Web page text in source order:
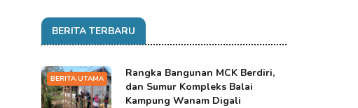
BERITA TERBARU
BERITA UTAMA
Rangka Bangunan MCK Berdiri,
dan Sumur Kompleks Balai
Kampung Wanam Digali